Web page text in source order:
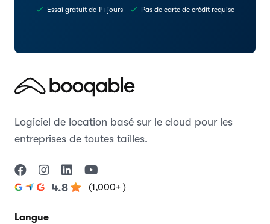
Essai gratuit de 14 jours Pas de carte de crédit requise
Logiciel de location basé sur le cloud pour les
entreprises de toutes tailles.
4.8 (1,000+ )
Langue